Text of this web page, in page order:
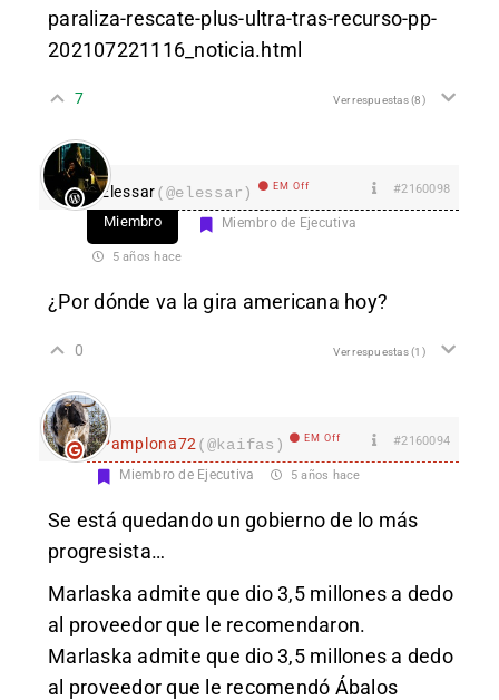
paraliza-rescate-plus-ultra-tras-recurso-pp-
202107221116_noticia.html
7 Ver respuestas(8)
Elessar(@elessar) EM Off #2160098
Miembro Miembro de Ejecutiva
5 años hace
¿Por dónde va la gira americana hoy?
0 Ver respuestas(1)
Pamplona72 (@kaifas) EM Off #2160094
Miembro de Ejecutiva 5 años hace
Se está quedando un gobierno de lo más
progresista…
Marlaska admite que dio 3,5 millones a dedo
al proveedor que le recomendaron.
Marlaska admite que dio 3,5 millones a dedo
al proveedor que le recomendó Ábalos